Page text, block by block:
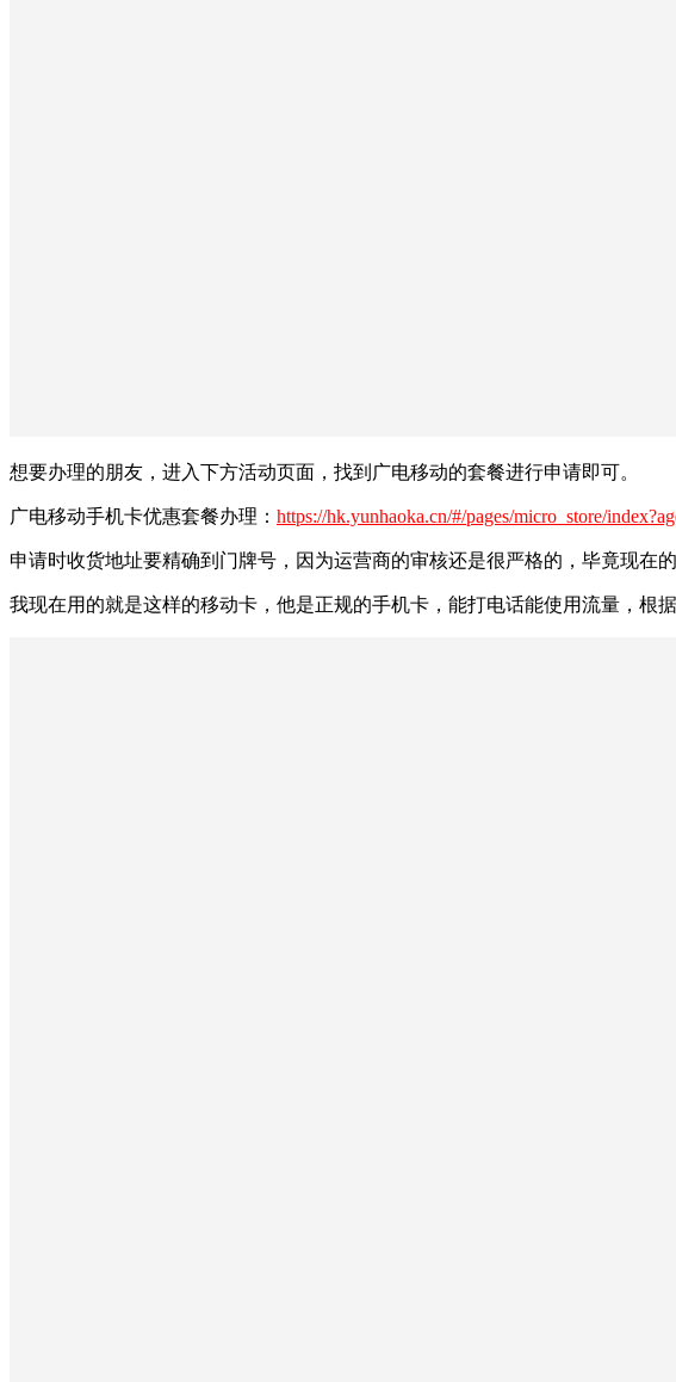
想要办理的朋友，进入下方活动页面，找到广电移动的套餐进行申请即可。
广电移动手机卡优惠套餐办理： https://hk.yunhaoka.cn/#/pages/micro_store/
申请时收货地址要精确到门牌号，因为运营商的审核还是很严格的，毕竟现在
我现在用的就是这样的移动卡，他是正规的手机卡，能打电话能使用流量，根